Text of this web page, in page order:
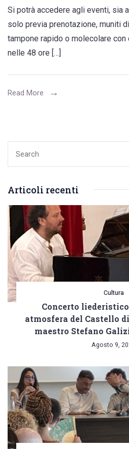
Si potrà accedere agli eventi, sia
solo previa prenotazione, muniti
tampone rapido o molecolare
nelle 48 ore […]
Read More
Articoli recenti
Cultura
Concerto
atmosfera del Castello
maestro Stefano
Agosto 9,